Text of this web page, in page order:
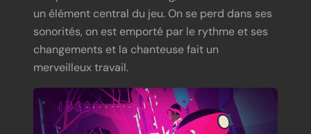
un élément central du jeu. On se perd dans ses
sonorités, on est emporté par le rythme et ses
changements et la chanteuse fait un
merveilleux travail.